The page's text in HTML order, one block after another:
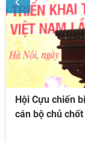
Hội Cựu chiến
cán bộ chủ